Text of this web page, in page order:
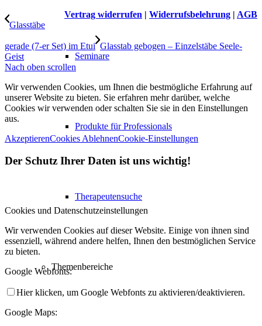
Seminare
Produkte für Professionals
Therapeutensuche
Themenbereiche
Vertrag widerrufen | Widerrufsbelehrung | AGB
Glasstäbe
gerade (7-er Set) im Etui Glasstab gebogen – Einzelstäbe Seele-
Geist
Nach oben scrollen
Wir verwenden Cookies, um Ihnen die bestmögliche Erfahrung auf
unserer Website zu bieten. Sie erfahren mehr darüber, welche
Cookies wir verwenden oder schalten Sie sie in den Einstellungen
aus.
AkzeptierenCookies AblehnenCookie-Einstellungen
Der Schutz Ihrer Daten ist uns wichtig!
Cookies und Datenschutzeinstellungen
Wir verwenden Cookies auf dieser Website. Einige von ihnen sind
essenziell, während andere helfen, Ihnen den bestmöglichen Service
zu bieten.
Google Webfonts:
Hier klicken, um Google Webfonts zu aktivieren/deaktivieren.
Google Maps: